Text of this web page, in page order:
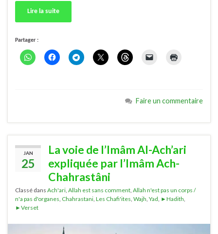
Lire la suite
Partager :
Faire un commentaire
JAN
25
La voie de l’Imâm Al-Ach’ari
expliquée par l’Imâm Ach-
Chahrastâni
Classé dans Ach'ari, Allah est sans comment, Allah n'est pas un corps /
n'a pas d'organes, Chahrastani, Les Chafi'ites, Wajh, Yad, ►Hadith,
►Verset